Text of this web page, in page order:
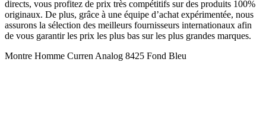
directs, vous profitez de prix très compétitifs sur des produits 100%
originaux. De plus, grâce à une équipe d’achat expérimentée, nous
assurons la sélection des meilleurs fournisseurs internationaux afin
de vous garantir les prix les plus bas sur les plus grandes marques.
Montre Homme Curren Analog 8425 Fond Bleu